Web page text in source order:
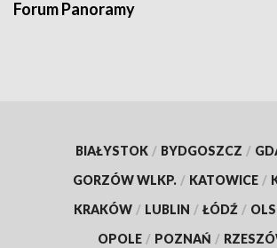
Forum Panoramy
BIAŁYSTOK / BYDGOSZCZ /
GORZÓW WLKP. / KATOWICE /
KRAKÓW / LUBLIN / ŁÓDŹ /
OPOLE / POZNAŃ /